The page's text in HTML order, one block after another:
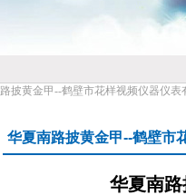
披黄金甲--鹤壁市花样视频仪器仪表
华夏南路披黄金甲--鹤壁市
华夏南